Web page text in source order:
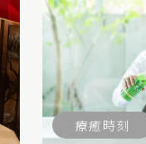
療癒時刻